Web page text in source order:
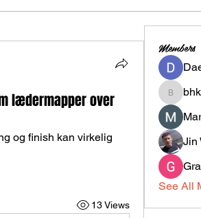
lædermapper over
og finish kan virkelig
13 Views
Members
Jin
See All